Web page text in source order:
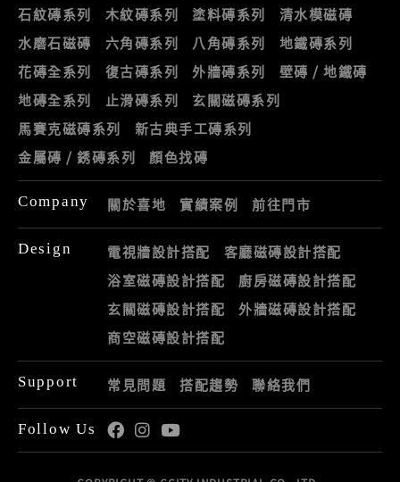
石紋磚系列
木紋磚系列 塗料磚系列
清水模磁磚
水磨石磁磚
六角磚系列 八角磚系列
地鐵磚系列
花磚全系列
復古磚系列 外牆磚系列
壁磚 / 地鐵磚
地磚全系列
止滑磚系列
玄關磁磚系列
馬賽克磁磚系列
新古典手工磚系列
金屬磚 / 銹磚系列
顏色找磚
Company 關於喜地 實績案例 前往門市
Design 電視牆設計搭配
客廳磁磚設計搭配
浴室磁磚設計搭配
廚房磁磚設計搭配
玄關磁磚設計搭配
外牆磁磚設計搭配
商空磁磚設計搭配
Support 常見問題 搭配趨勢 聯絡我們
Follow Us